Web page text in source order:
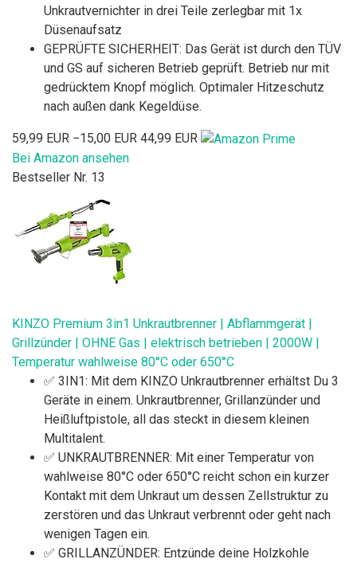
Unkrautvernichter in drei Teile zerlegbar mit 1x
Düsenaufsatz
GEPRÜFTE SICHERHEIT: Das Gerät ist durch den TÜV
und GS auf sicheren Betrieb geprüft. Betrieb nur mit
gedrücktem Knopf möglich. Optimaler Hitzeschutz
nach außen dank Kegeldüse.
59,99 EUR −15,00 EUR 44,99 EUR
Bei Amazon ansehen
Bestseller Nr. 13
KINZO Premium 3in1 Unkrautbrenner | Abflammgerät |
Grillzünder | OHNE Gas | elektrisch betrieben | 2000W |
Temperatur wahlweise 80°C oder 650°C
✅ 3IN1: Mit dem KINZO Unkrautbrenner erhältst Du 3
Geräte in einem. Unkrautbrenner, Grillanzünder und
Heißluftpistole, all das steckt in diesem kleinen
Multitalent.
✅ UNKRAUTBRENNER: Mit einer Temperatur von
wahlweise 80°C oder 650°C reicht schon ein kurzer
Kontakt mit dem Unkraut um dessen Zellstruktur zu
zerstören und das Unkraut verbrennt oder geht nach
wenigen Tagen ein.
✅ GRILLANZÜNDER: Entzünde deine Holzkohle